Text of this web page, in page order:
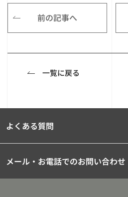
前の記事へ
一覧に戻る
よくある質問
メール・お電話でのお問い合わせ